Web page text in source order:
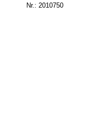
Nr.: 2010750